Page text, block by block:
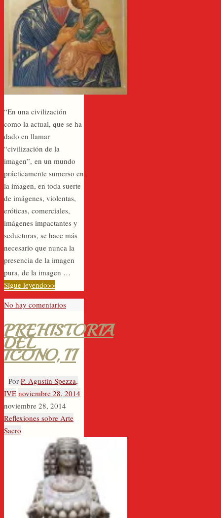
“En una civilización
como la actual, que se ha
dado en llamar
“civilización de la
imagen”, en un mundo
prácticamente sumerso en
la imagen, en toda suerte
de imágenes, violentas,
eróticas, comerciales,
imágenes impactantes y
seductoras, se hace más
necesario que nunca la
presencia de la imagen
pura, de la imagen …
Sigue leyendo>>
No hay comentarios
PREHISTORIA
DEL
ICONO, II
Por P. Agustín Spezza,
IVE noviembre 28, 2014
noviembre 28, 2014
Reflexiones sobre Arte
Sacro